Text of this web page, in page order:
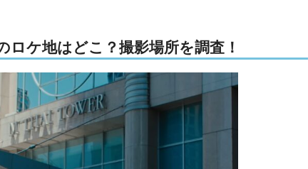
ケ地はどこ？撮影場所を調査！